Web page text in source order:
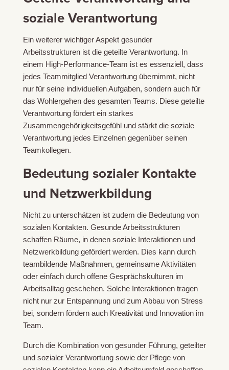
soziale Verantwortung
Ein weiterer wichtiger Aspekt gesunder
Arbeitsstrukturen ist die geteilte Verantwortung. In
einem High-Performance-Team ist es essenziell, dass
jedes Teammitglied Verantwortung übernimmt, nicht
nur für seine individuellen Aufgaben, sondern auch für
das Wohlergehen des gesamten Teams. Diese geteilte
Verantwortung fördert ein starkes
Zusammengehörigkeitsgefühl und stärkt die soziale
Verantwortungjedes Einzelnen gegenüber seinen
Teamkollegen.
Bedeutung sozialer Kontakte
und Netzwerkbildung
Nicht zu unterschätzen ist zudem die Bedeutung von
sozialen Kontakten. Gesunde Arbeitsstrukturen
schaffen Räume, in denen soziale Interaktionen und
Netzwerkbildung gefördert werden. Dies kann durch
teambildende Maßnahmen, gemeinsame Aktivitäten
oder einfach durch offene Gesprächskulturen im
Arbeitsalltag geschehen. Solche Interaktionen tragen
nicht nur zur Entspannung und zum Abbau von Stress
bei, sondern fördern auch Kreativität und Innovation im
Team.
Durch die Kombination von gesunder Führung, geteilter
und sozialer Verantwortung sowie der Pflege von